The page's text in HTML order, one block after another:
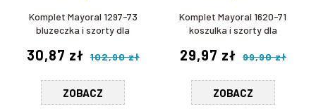
Komplet Mayoral 1297-73
bluzeczka i szorty dla
30,87 zł 102,90 zł
ZOBACZ
Komplet Mayoral 1620-71
koszulka i szorty dla
29,97 zł 99,90 zł
ZOBACZ